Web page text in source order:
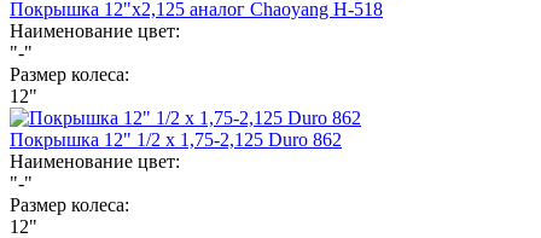
Покрышка 12"х2,125 аналог Chaoyang Н-518
Наименование цвет:
"-"
Размер колеса:
12"
Покрышка 12" 1/2 х 1,75-2,125 Duro 862
Наименование цвет:
"-"
Размер колеса:
12"